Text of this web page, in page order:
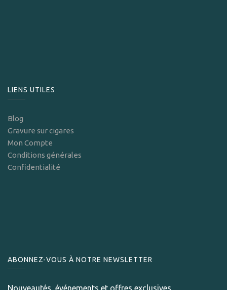
LIENS UTILES
Blog
Gravure sur cigares
Mon Compte
Conditions générales
Confidentialité
ABONNEZ-VOUS À NOTRE NEWSLETTER
Nouveautés, événements et offres exclusives